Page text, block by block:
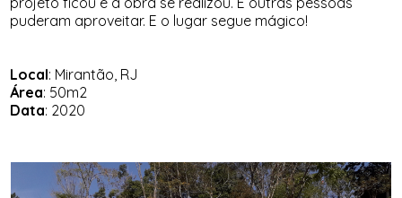
puderam aproveitar. E o lugar segue mágico!
Local: Mirantão, RJ
Área: 50m2
Data: 2020